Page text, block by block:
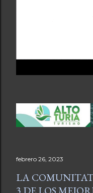
febrero 26, 2023
LA